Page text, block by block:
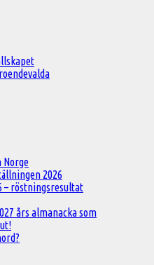
Norge
2026
– röstningsresultat
års almanacka som